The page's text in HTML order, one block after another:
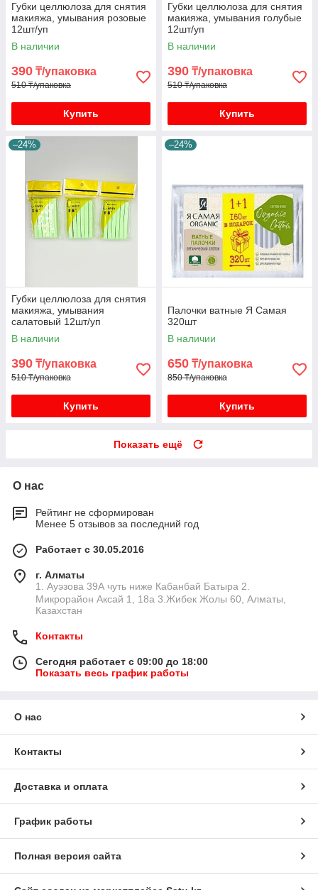
Губки целлюлоза для снятия
макияжа, умывания розовые
12шт/уп
В наличии
390 ₸/упаковка
510 ₸/упаковка
Купить
Губки целлюлоза для снятия
макияжа, умывания голубые
12шт/уп
В наличии
390 ₸/упаковка
510 ₸/упаковка
Купить
–24%
Губки целлюлоза для снятия
макияжа, умывания
салатовый 12шт/уп
В наличии
390 ₸/упаковка
510 ₸/упаковка
Купить
–24%
Палочки ватные Я Самая
320шт
В наличии
650 ₸/упаковка
850 ₸/упаковка
Купить
Показать ещё
О нас
Рейтинг не сформирован
Менее 5 отзывов за последний год
Работает с 30.05.2016
г. Алматы
1. Ауэзова 39А чуть ниже Кабанбай Батыра ㅤㅤㅤㅤㅤㅤㅤㅤㅤㅤㅤㅤㅤㅤ2. ​
Микрорайон Аксай 1, 18а 3.Жибек Жолы 60, Алматы,
Казахстан
Контакты
Сегодня работает с 09:00 до 18:00
Показать весь график работы
О нас
Контакты
Доставка и оплата
График работы
Полная версия сайта